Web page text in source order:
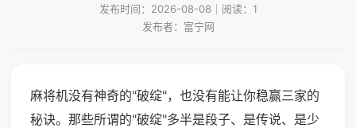
发布时间：2026-08-08｜阅读：1
发布者：富宁网
麻将机没有神奇的"破绽"，也没有能让你稳赢三家的
秘诀。那些所谓的"破绽"多半是段子、是传说、是少